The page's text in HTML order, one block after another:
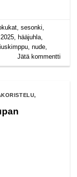
,sesonki
2025 hääjuhla
,nude
Jätä kommentti
,